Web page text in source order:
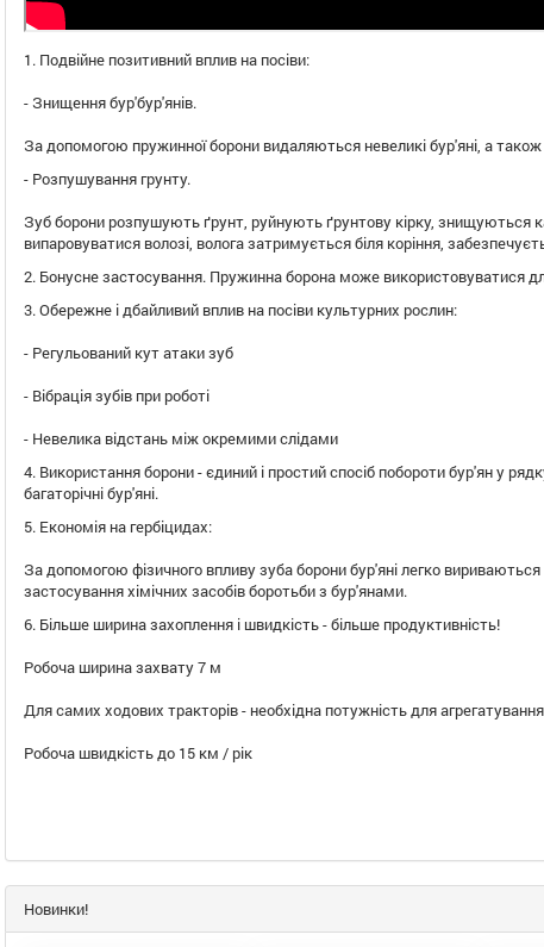
1. Подвійне позитивний вплив на посіви:
-Знищеннябур'бур'янів.
За допомогою пружинноїборони видаляються невеликібур'яні, атакож
- Розпушування грунту.
Зубборони розпушують ґрунт, руйнують ґрунтову кірку, знищуються
випаровуватися волозі, вологазатримуєтьсябіля коріння,
2. Бонуснезастосування. Пружиннаборона може використовуватися
3.Обережне і дбайливий вплив на посіви культурних рослин:
- Регульований кутатакизуб
- Вібраціязубів при роботі
- Невелика відстань між окремимислідами
4. Використанняборони- єдиний і простий спосіб поборотибур'ян у
багаторічнібур'яні.
5. Економія на гербіцидах:
За допомогою фізичного впливузубаборонибур'янілегко вириваються
застосування хімічних засобівборотьби з бур'янами.
6. Більше ширина захоплення і швидкість -більше продуктивність!
Робоча ширина захвату7 м
Длясамих ходових тракторів- необхідна потужністьдляагрегатування
Робоча швидкістьдо 15 км / рік
Новинки!